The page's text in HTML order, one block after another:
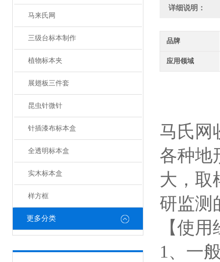
马来氏网
三级台标本制作
植物标本夹
展翅板三件套
昆虫针微针
针插漆布标本盒
全透明标本盒
实木标本盒
样方框
更多分类
详细说明：
品牌
应用领域
马氏网
各种地
大，取
研监测
【使
1、 一